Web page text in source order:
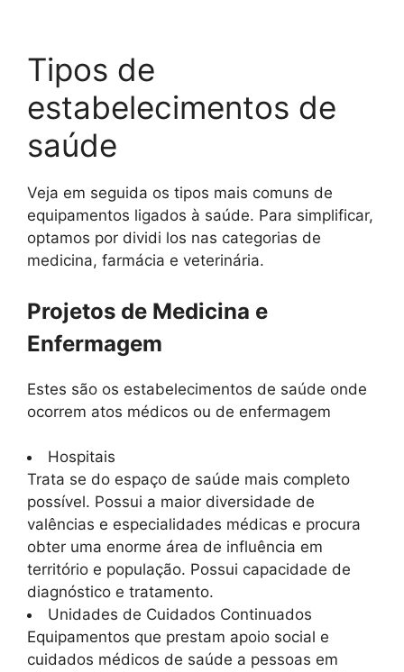
Tipos de
estabelecimentos de
saúde
Veja em seguida os tipos mais comuns de
equipamentos ligados à saúde. Para simplificar,
optamos por dividi los nas categorias de
medicina, farmácia e veterinária.
Projetos de Medicina e
Enfermagem
Estes são os estabelecimentos de saúde onde
ocorrem atos médicos ou de enfermagem
Hospitais
Trata se do espaço de saúde mais completo
possível. Possui a maior diversidade de
valências e especialidades médicas e procura
obter uma enorme área de influência em
território e população. Possui capacidade de
diagnóstico e tratamento.
Unidades de Cuidados Continuados
Equipamentos que prestam apoio social e
cuidados médicos de saúde a pessoas em